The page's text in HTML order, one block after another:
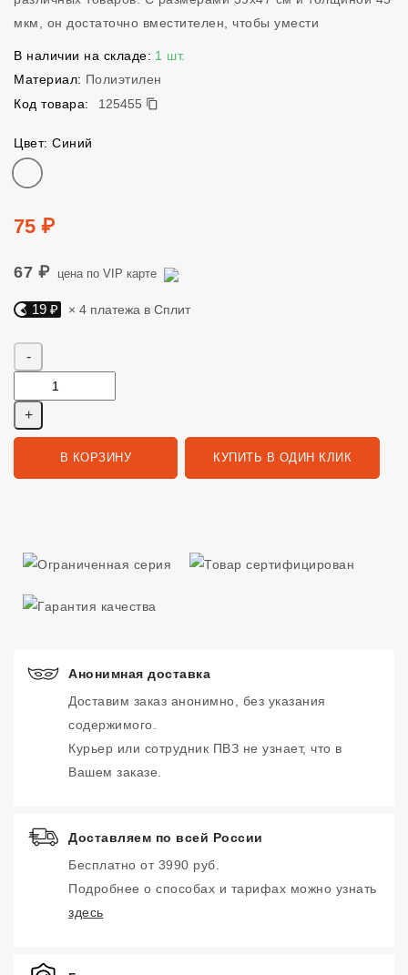
мкм, он достаточно вместителен, чтобы умести
В наличии на складе: 1 шт.
Материал: Полиэтилен
Код товара:
125455
125455
Цвет: Синий
Цвет
Цена
75 ₽
67 ₽ цена по VIP карте
Яндекс Сплит. 19 руб, 4 платежа в Сплит
19 ₽ × 4 платежа в Сплит
В КОРЗИНУ КУПИТЬ В ОДИН КЛИК
Анонимная доставка
Доставим заказ анонимно, без указания
содержимого.
Курьер или сотрудник ПВЗ не узнает, что в
Вашем заказе.
Доставляем по всей России
Бесплатно от 3990 руб.
Подробнее о способах и тарифах можно узнать
здесь